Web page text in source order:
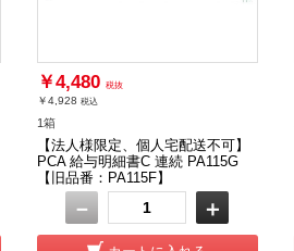
￥4,480 税抜
￥4,928 税込
1箱
【法人様限定、個人宅配送不可】
PCA 給与明細書C 連続 PA115G
【旧品番：PA115F】
－ ＋